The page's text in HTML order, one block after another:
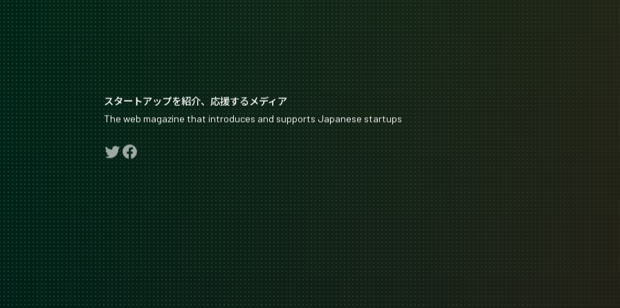
スタートアップを紹介、応援するメディア
The web magazine that introduces and supports Japanese startups